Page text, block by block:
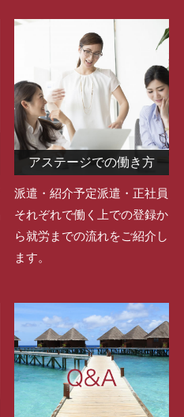
アステージでの働き方
派遣・紹介予定派遣・正社員
それぞれで働く上での登録か
ら就労までの流れをご紹介し
ます。